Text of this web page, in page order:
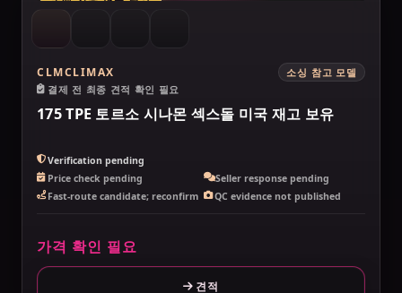
CLMCLIMAX
소싱 참고 모델
결제 전 최종 견적 확인 필요
175 TPE 토르소 시나몬 섹스돌 미국 재고 보유
Verification pending
Price check pending
Seller response pending
Fast-route candidate; reconfirm
QC evidence not published
가격 확인 필요
견적